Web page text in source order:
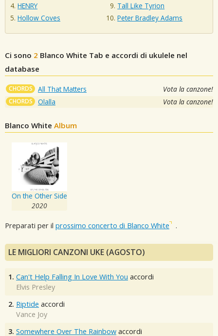
HENRY
Hollow Coves
Tall Like Tyrion
Peter Bradley Adams
Ci sono 2 Blanco White Tab e accordi di ukulele nel
database
CHORDS All That Matters Vota la canzone!
CHORDS Olalla Vota la canzone!
Blanco White Album
On the Other Side
2020
Preparati per il prossimo concerto di Blanco White .
LE MIGLIORI CANZONI UKE (AGOSTO)
1. Can't Help Falling In Love With You accordi
Elvis Presley
2. Riptide accordi
Vance Joy
3. Somewhere Over The Rainbow accordi